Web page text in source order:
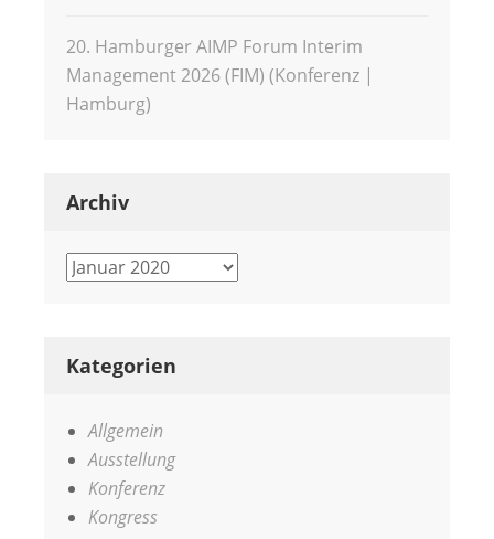
20. Hamburger AIMP Forum Interim
Management 2026 (FIM) (Konferenz |
Hamburg)
Archiv
Archiv
Kategorien
Allgemein
Ausstellung
Konferenz
Kongress